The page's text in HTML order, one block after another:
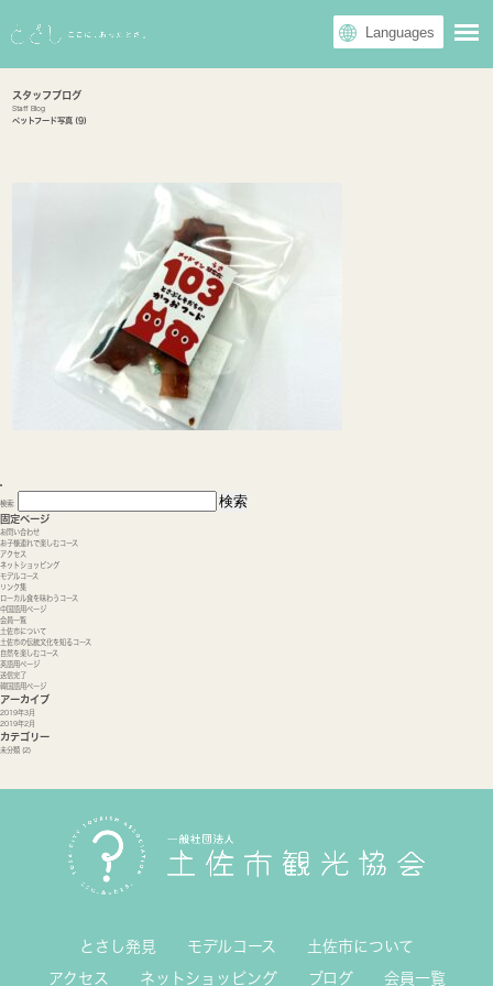
スタッフブログ
Staff Blog
ペットフード写真 (9)
検索:
固定ページ
お問い合わせ
お子様連れで楽しむコース
アクセス
ネットショッピング
モデルコース
リンク集
ローカル食を味わうコース
中国語用ページ
会員一覧
土佐市について
土佐市の伝統文化を知るコース
自然を楽しむコース
英語用ページ
送信完了
韓国語用ページ
アーカイブ
2019年3月
2019年2月
カテゴリー
未分類 (2)
とさし発見 モデルコース 土佐市について
アクセス ネットショッピング ブログ 会員一覧